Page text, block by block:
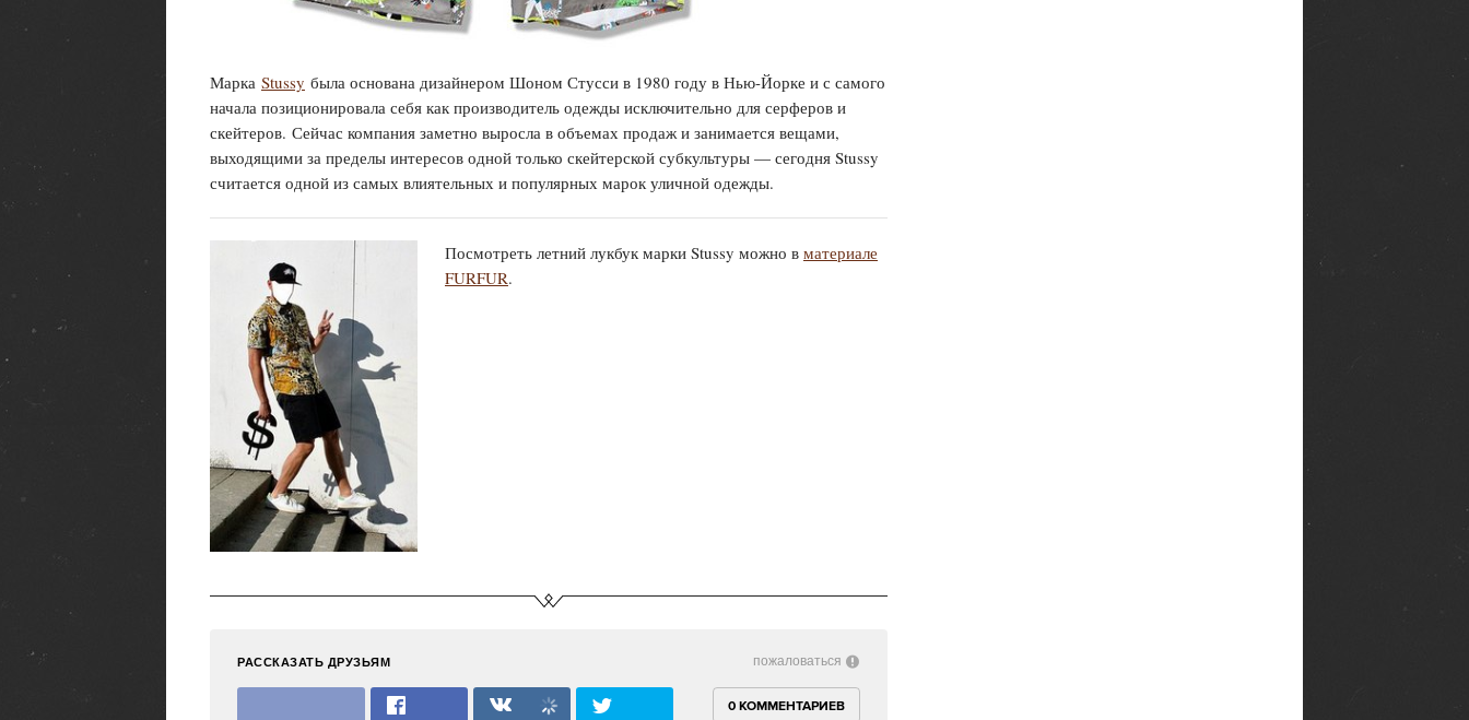
Марка Stussy была основана дизайнером Шоном Стусси в 1980 году в Нью-Йорке и с самого
начала позиционировала себя как производитель одежды исключительно для серферов и
скейтеров. Сейчас компания заметно выросла в объемах продаж и занимается вещами,
выходящими за пределы интересов одной только скейтерской субкультуры — сегодня Stussy
считается одной из самых влиятельных и популярных марок уличной одежды.
Посмотреть летний лукбук марки Stussy можно в материале
FURFUR.
РАССКАЗАТЬ ДРУЗЬЯМ
0 КОММЕНТАРИЕВ
пожаловаться